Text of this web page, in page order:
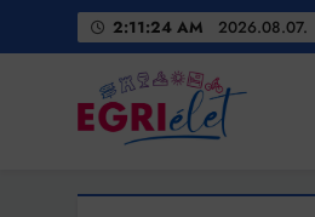
2:11:26 AM 2026.08.07.
Egri Élet